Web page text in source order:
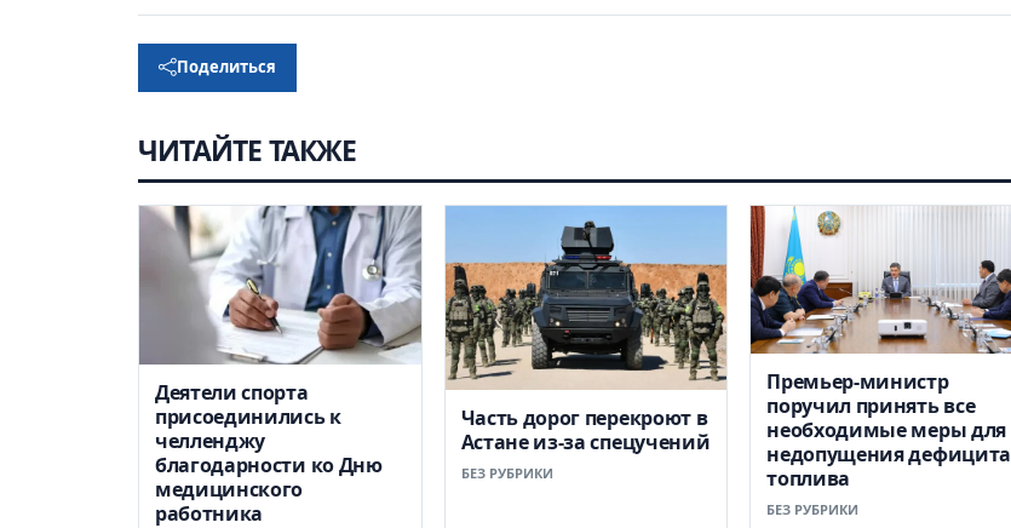
Поделиться
ЧИТАЙТЕ ТАКЖЕ
Деятели спорта
присоединились к
челленджу
благодарности ко Дню
медицинского
работника
Часть дорог перекроют в
Астане из-за спецучений
БЕЗ РУБРИКИ
Премьер-министр
поручил принять все
необходимые меры для
недопущения дефицита
топлива
БЕЗ РУБРИКИ